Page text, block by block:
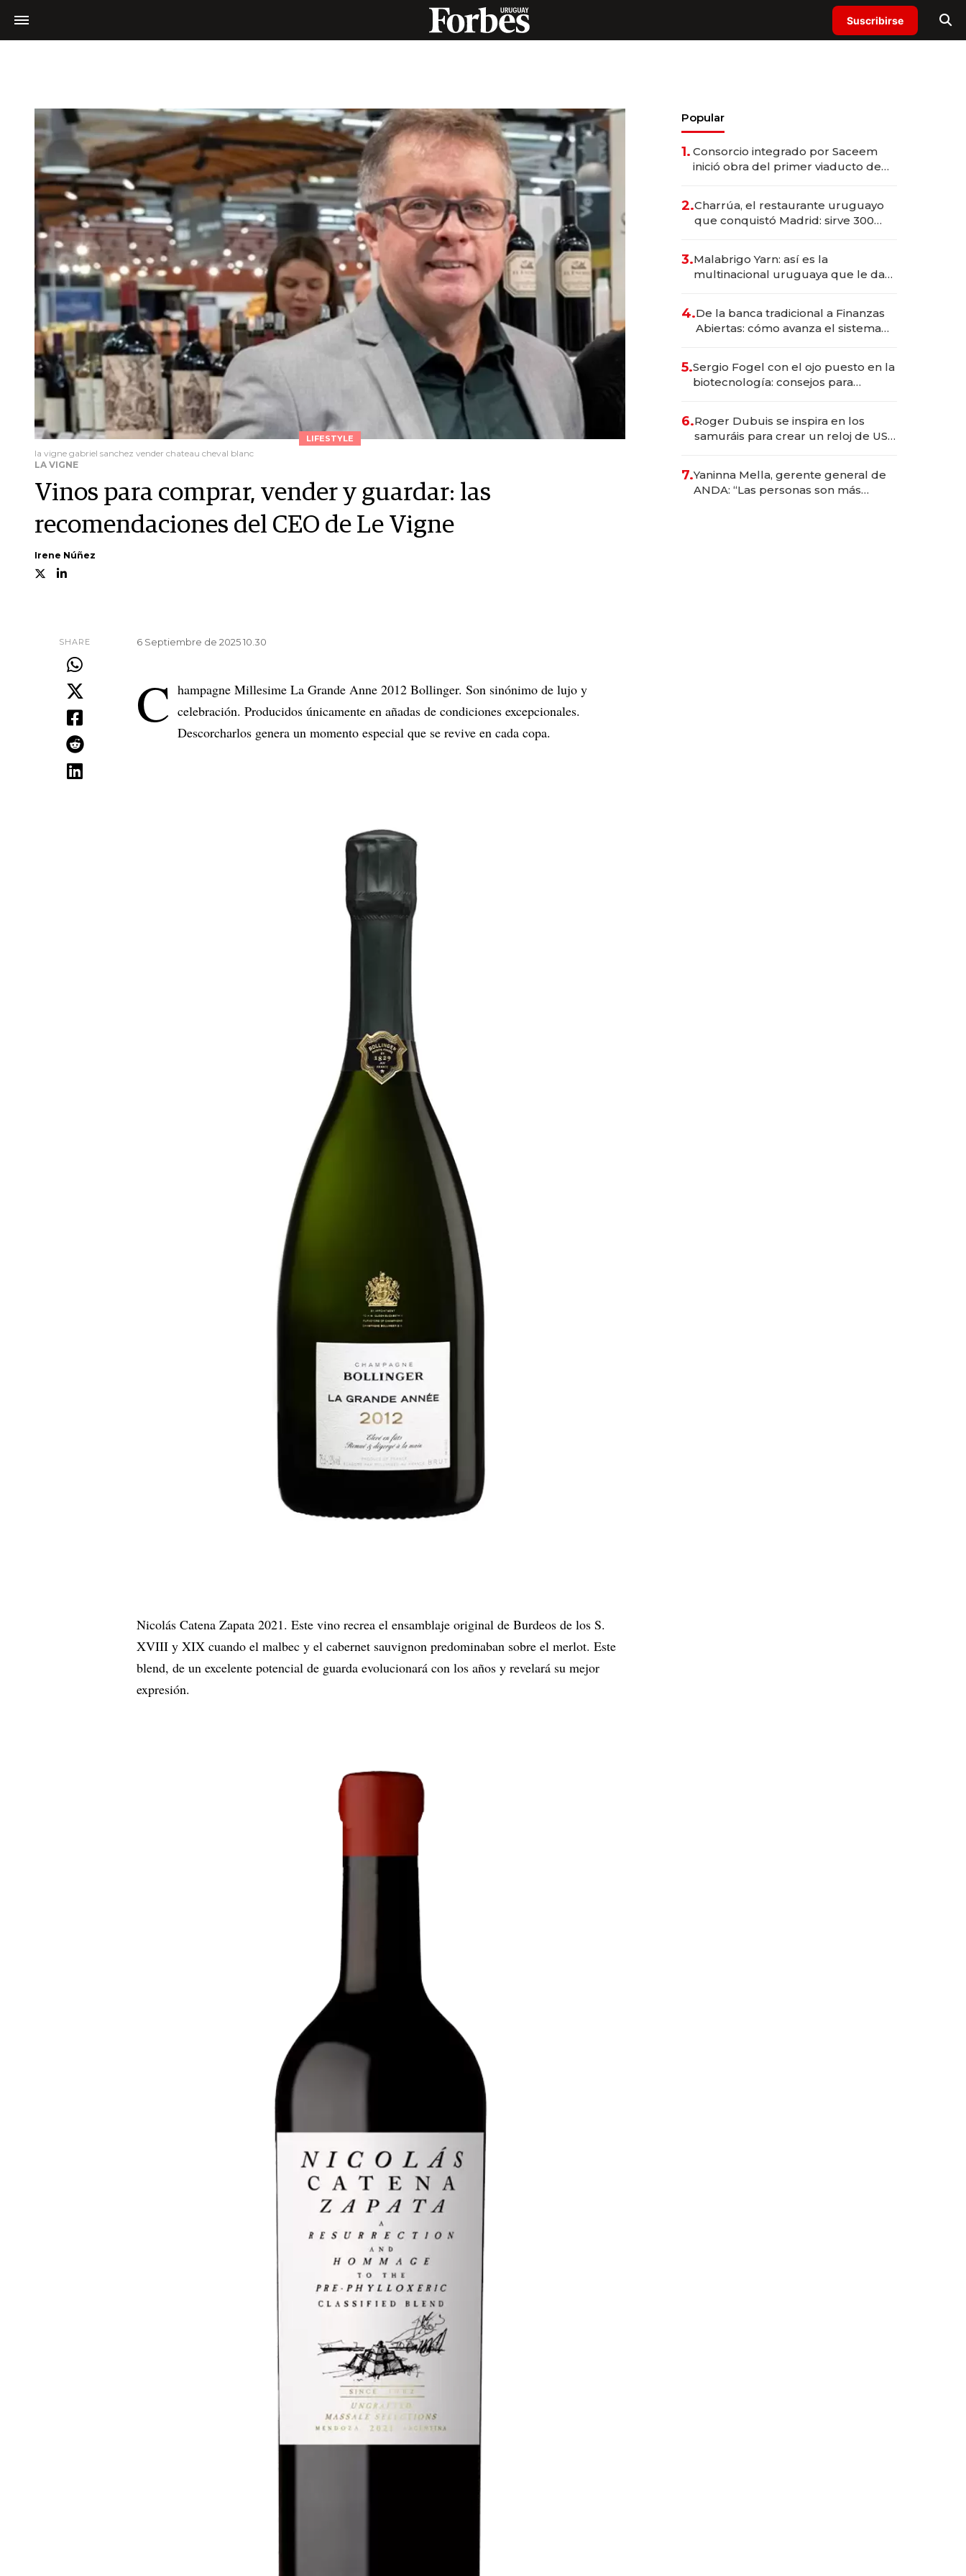
Suscribirse
LIFESTYLE
la vigne gabriel sanchez vender chateau cheval blanc
LA VIGNE
Vinos para comprar, vender y guardar: las
recomendaciones del CEO de Le Vigne
Irene Núñez
SHARE 6 Septiembre de 2025 10.30
C hampagne Millesime La Grande Anne 2012 Bollinger. Son sinónimo de lujo y
celebración. Producidos únicamente en añadas de condiciones excepcionales.
Descorcharlos genera un momento especial que se revive en cada copa.
Nicolás Catena Zapata 2021. Este vino recrea el ensamblaje original de Burdeos de los S.
XVIII y XIX cuando el malbec y el cabernet sauvignon predominaban sobre el merlot. Este
blend, de un excelente potencial de guarda evolucionará con los años y revelará su mejor
expresión.
Popular
1. Consorcio integrado por Saceem
inició obra del primer viaducto de
millones
2.Charrúa, el restaurante uruguayo
que conquistó Madrid: sirve 300
prepara apertura
3.Malabrigo Yarn: así es la
multinacional uruguaya que le da
4.De la banca tradicional a Finanzas
Abiertas: cómo avanza el sistema
5.Sergio Fogel con el ojo puesto en la
biotecnología: consejos para
6.Roger Dubuis se inspira en los
samuráis para crear un reloj de US$
7.Yaninna Mella, gerente general de
ANDA: “Las personas son más